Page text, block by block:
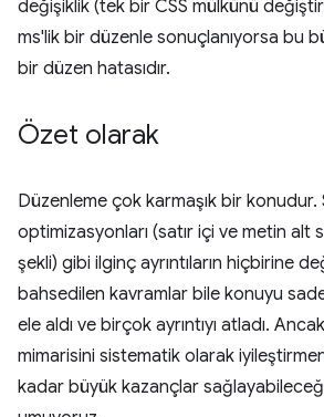
değişiklik (tek bir CSS mülkünü
ms'lik bir düzenle sonuçlanıyorsa bu
bir düzen hatasıdır.
Özet olarak
Düzenleme çok karmaşık bir konudur.
optimizasyonları (satır içi ve metin alt
şekli) gibi ilginç ayrıntıların hiçbirine
bahsedilen kavramlar bile konuyu
ele aldı ve birçok ayrıntıyı atladı.
mimarisini sistematik olarak
kadar büyük kazançlar